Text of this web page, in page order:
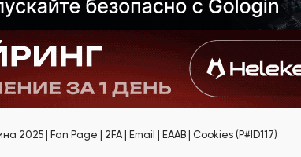
2025 | Fan Page | 2FA | Email | EAAB | Cookies (P#ID117)